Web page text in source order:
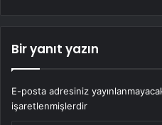
Bir yanıt yazın
E-posta adresiniz
işaretlenmişlerdir